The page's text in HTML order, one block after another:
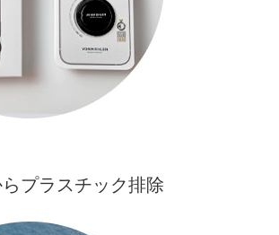
プラスチック排除